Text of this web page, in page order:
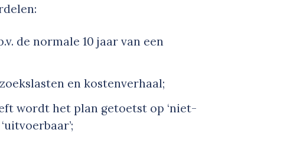
de normale 10 jaar van een
en kostenverhaal;
wordt het plan getoetst op ‘niet-